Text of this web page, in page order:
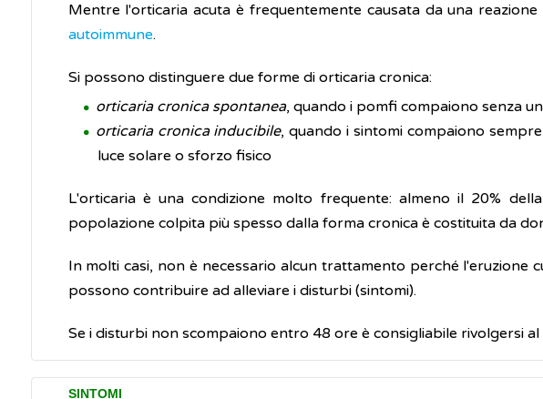
Mentre l'orticaria acuta è frequentemente causata da una
autoimmune.
Si possono distinguere due forme di orticaria cronica:
orticaria cronica spontanea, quando i pomfi compaiono senza
orticaria cronica inducibile, quando i sintomi compaiono
luce solare o sforzo fisico
L'orticaria è una condizione molto frequente: almeno il 20%
popolazione colpita più spesso dalla forma cronica è costituita da
In molti casi, non è necessario alcun trattamento perché l'eruzione
possono contribuire ad alleviare i disturbi (sintomi).
Se i disturbi non scompaiono entro 48 ore è consigliabile rivolgersi al
SINTOMI